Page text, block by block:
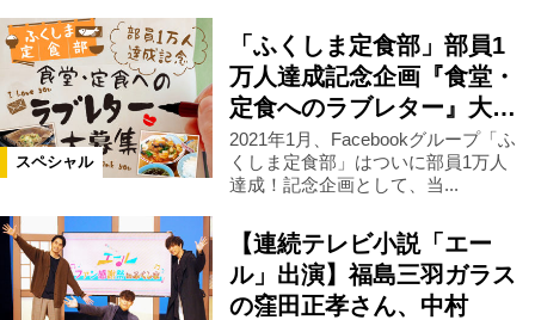
スペシャル
「ふくしま定食部」部員1
万人達成記念企画『食堂・
定食へのラブレター』大…
2021年1月、Facebookグループ「ふ
くしま定食部」はついに部員1万人
達成！記念企画として、当...
【連続テレビ小説「エー
ル」出演】福島三羽ガラス
の窪田正孝さん、中村